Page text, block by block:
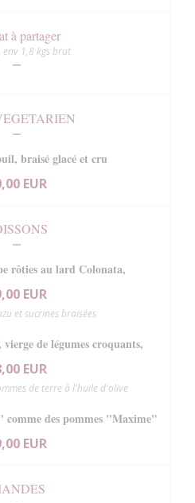
à partager
env 1,8 kgs brut
braisé glacé et cru
EUR
rôties au lard Colonata,
EUR
et sucrines braisées
de légumes croquants,
EUR
de terre à l'huile d'olive
des pommes "Maxime"
EUR